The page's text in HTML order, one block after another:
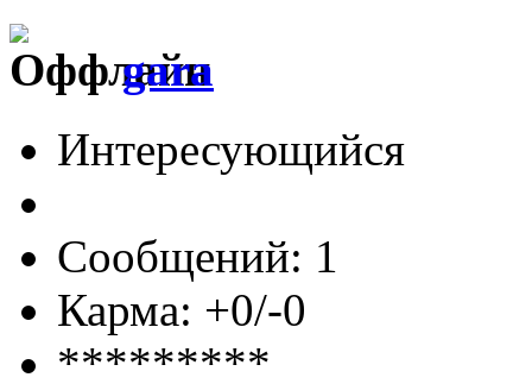
gara
Интересующийся
Сообщений: 1
Карма: +0/-0
*********